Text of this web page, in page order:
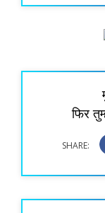
फिर
SHARE: